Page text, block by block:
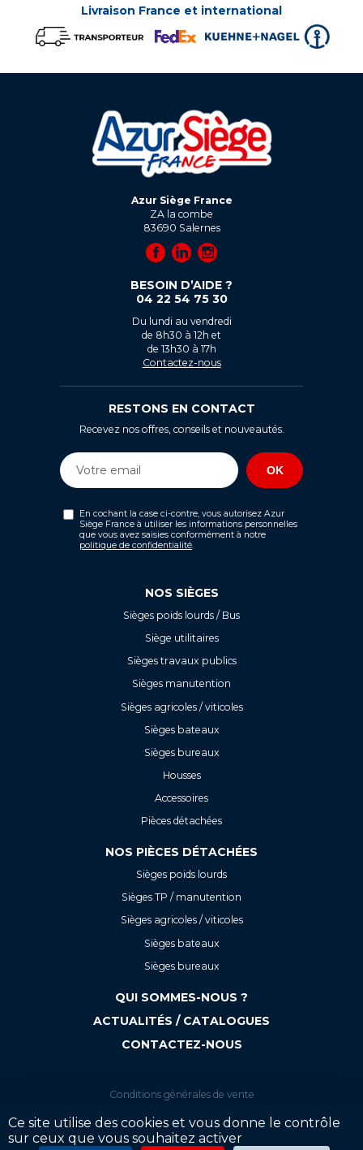
Livraison France et international
Azur Siège France
ZA la combe
83690 Salernes
BESOIN D’AIDE ?
04 22 54 75 30
Du lundi au vendredi
de 8h30 à 12h et
de 13h30 à 17h
Contactez-nous
RESTONS EN CONTACT
Recevez nos offres, conseils et nouveautés.
En cochant la case ci-contre, vous autorisez Azur
Siège France à utiliser les informations personnelles
que vous avez saisies conformément à notre
politique de confidentialité.
NOS SIÈGES
Sièges poids lourds / Bus
Siège utilitaires
Sièges travaux publics
Sièges manutention
Sièges agricoles / viticoles
Sièges bateaux
Sièges bureaux
Housses
Accessoires
Pièces détachées
NOS PIÈCES DÉTACHÉES
Sièges poids lourds
Sièges TP / manutention
Sièges agricoles / viticoles
Sièges bateaux
Sièges bureaux
QUI SOMMES-NOUS ?
ACTUALITÉS / CATALOGUES
CONTACTEZ-NOUS
Conditions générales de vente
Mentions légales
Ce site utilise des cookies et vous donne le contrôle
sur ceux que vous souhaitez activer